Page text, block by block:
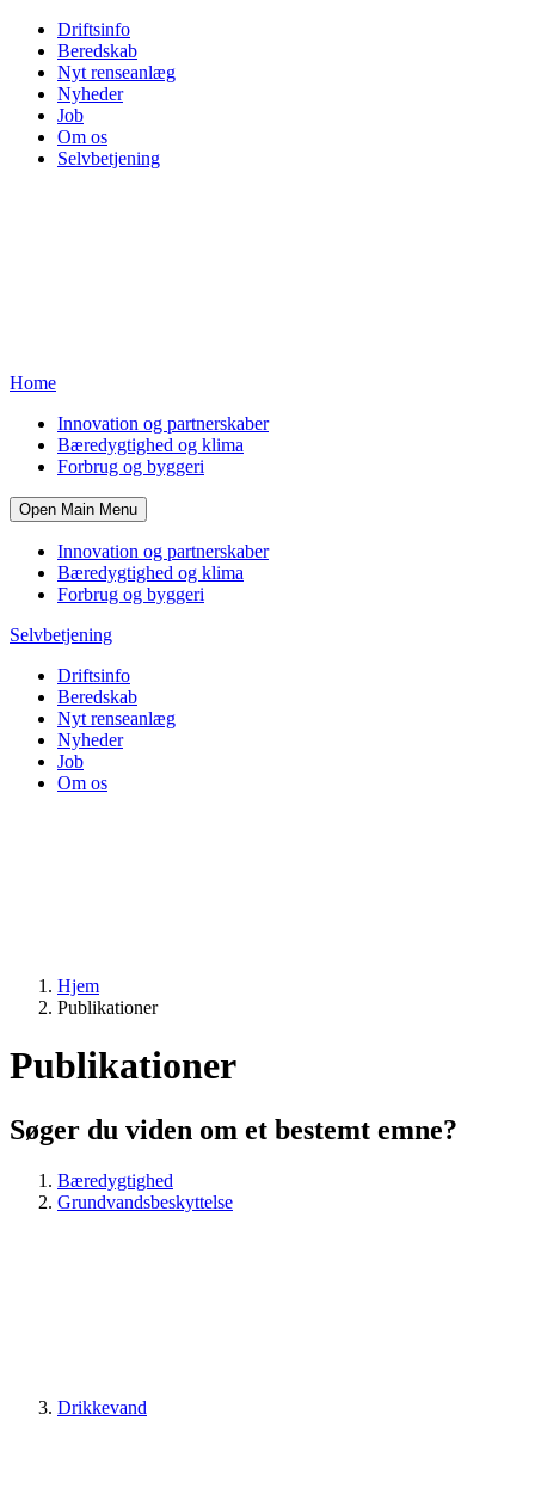
Driftsinfo
Beredskab
Nyt renseanlæg
Nyheder
Job
Om os
Selvbetjening
Home
Innovation og partnerskaber
Bæredygtighed og klima
Forbrug og byggeri
Open Main Menu
Innovation og partnerskaber
Bæredygtighed og klima
Forbrug og byggeri
Selvbetjening
Driftsinfo
Beredskab
Nyt renseanlæg
Nyheder
Job
Om os
Hjem
Publikationer
Publikationer
Søger du viden om et bestemt emne?
Bæredygtighed
Grundvandsbeskyttelse
Drikkevand